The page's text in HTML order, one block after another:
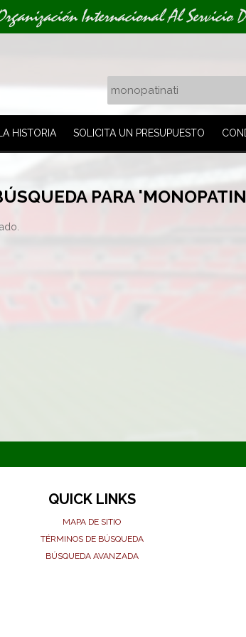
Internacional Al Servicio
LA HISTORIA SOLICITA UN PRESUPUESTO
PARA
QUICK LINKS
MAPA DE SITIO
TÉRMINOS DE BÚSQUEDA
BÚSQUEDA AVANZADA